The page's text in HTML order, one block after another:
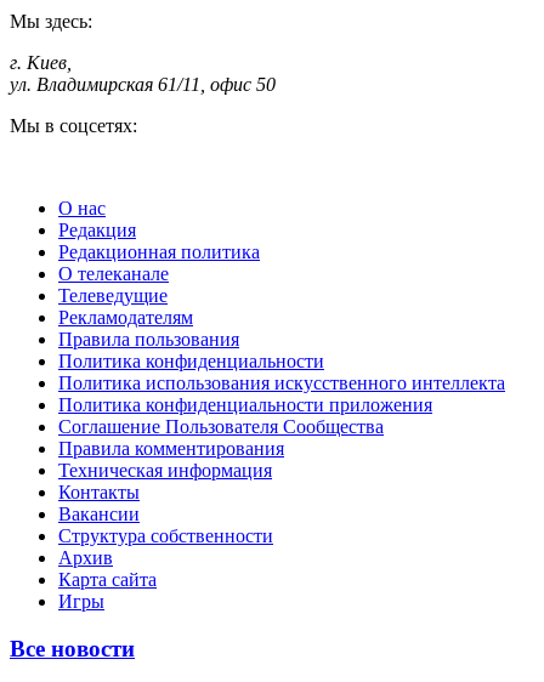
Мы здесь:
г. Киев
ул. Владимирская 61/11, офис 50
Мы в соцсетях:
О нас
Редакция
Редакционная политика
О телеканале
Телеведущие
Рекламодателям
Правила пользования
Политика конфиденциальности
Политика использования искусственного интеллекта
Политика конфиденциальности приложения
Соглашение Пользователя Сообщества
Правила комментирования
Техническая информация
Контакты
Вакансии
Структура собственности
Архив
Карта сайта
Игры
Все новости